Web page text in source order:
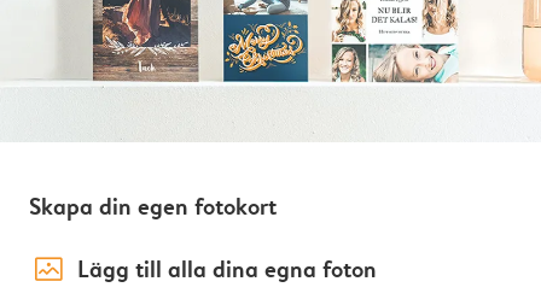
Skapa din egen fotokort
image_placeholder Lägg till alla dina egna foton